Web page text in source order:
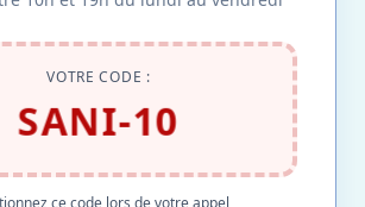
VOTRE CODE :
SANI-10
ce code lors de votre appel